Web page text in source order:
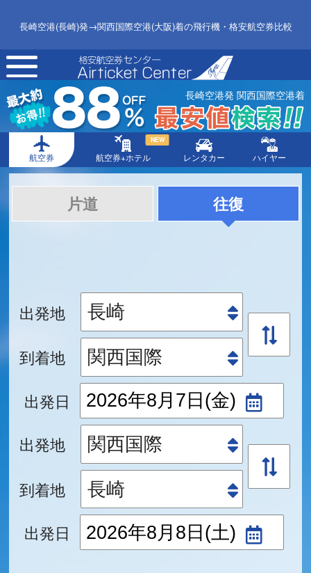
長崎空港(長崎)発→関西国際空港(大阪)着の飛行機・格安航空券比較
toggle
navigation
長崎空港発 関西国際空港着
航空券 航空券+ホテル
NEW
レンタカー ハイヤー
片道 往復
出発地
到着地
出発日
出発地
到着地
出発日